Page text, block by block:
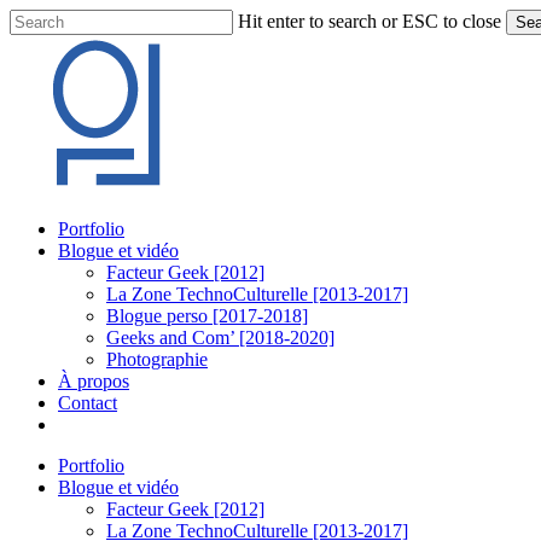
Skip
to
content
Hit enter to search or ESC to close
Search
Menu
Portfolio
Blogue et vidéo
Facteur Geek [2012]
La Zone TechnoCulturelle [2013-2017]
Blogue perso [2017-2018]
Geeks and Com’ [2018-2020]
Photographie
À propos
Contact
Portfolio
Blogue et vidéo
Facteur Geek [2012]
La Zone TechnoCulturelle [2013-2017]